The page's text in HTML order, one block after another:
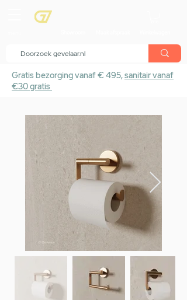
Gratis bezorging vanaf € 495,sanitair vanaf
€30 gratis